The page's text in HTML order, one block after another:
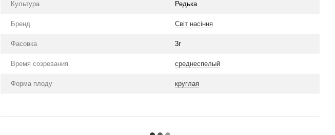
Культура Редька
Бренд Світ насіння
Фасовка 3г
Время созревания среднеспелый
Форма плоду круглая